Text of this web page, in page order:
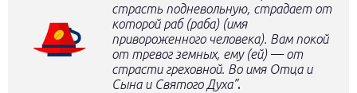
страсть подневольную, страдает от
которой раб (раба) (имя
привороженного человека). Вам покой
от тревог земных, ему (ей) — от
страсти греховной. Во имя Отца и
Сына и Святого Духа”.